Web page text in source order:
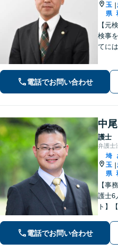
玉
県
|
【元
検事
てに
わせ
電話でお問い合わせ
中
護士
弁護士
埼
玉
県
|
【事
護士6
ト】
動産
ま、
電話でお問い合わせ